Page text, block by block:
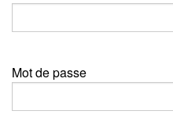
Mot de passe